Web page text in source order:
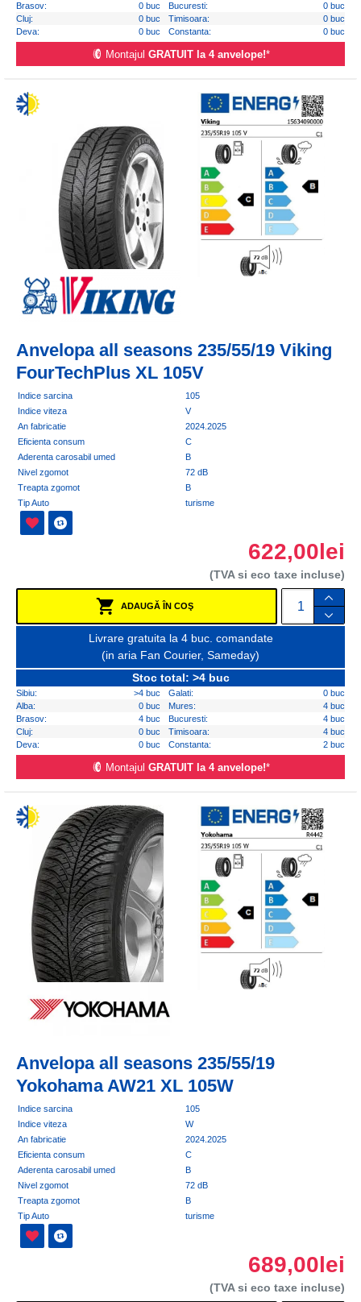
Brasov:
0 buc Bucuresti:
0 buc
Cluj:
0 buc Timisoara:
0 buc
Deva:
0 buc Constanta: 0 buc
Montajul GRATUIT la 4 anvelope!*
Anvelopa all seasons 235/55/19 Viking
FourTechPlus XL 105V
Indice sarcina
105
Indice viteza
V
An fabricatie
2024.2025
Eficienta consum
C
Aderenta carosabil umed
B
Nivel zgomot
72 dB
Treapta zgomot
B
Tip Auto
turisme
622,00lei
(TVA si eco taxe incluse)
ADAUGĂ ÎN COŞ
Livrare gratuita la 4 buc. comandate
(in aria Fan Courier, Sameday)
Stoc total: >4 buc
Sibiu: >4 buc Galati:
0 buc
Alba:
0 buc Mures:
4 buc
Brasov:
4 buc Bucuresti:
4 buc
Cluj:
0 buc Timisoara:
4 buc
Deva:
0 buc Constanta: 2 buc
Montajul GRATUIT la 4 anvelope!*
Anvelopa all seasons 235/55/19
Yokohama AW21 XL 105W
Indice sarcina
105
Indice viteza
W
An fabricatie
2024.2025
Eficienta consum
C
Aderenta carosabil umed
B
Nivel zgomot
72 dB
Treapta zgomot
B
Tip Auto
turisme
689,00lei
(TVA si eco taxe incluse)